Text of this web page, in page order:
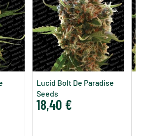
Lucid Bolt De Paradise
Seeds
18,40 €